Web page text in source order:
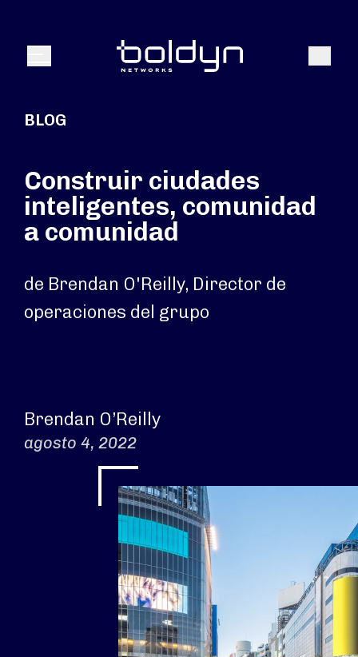
Menú Buscar
BLOG
Construir ciudades
inteligentes, comunidad
a comunidad
de Brendan O'Reilly, Director de
operaciones del grupo
Brendan O’Reilly
agosto 4, 2022